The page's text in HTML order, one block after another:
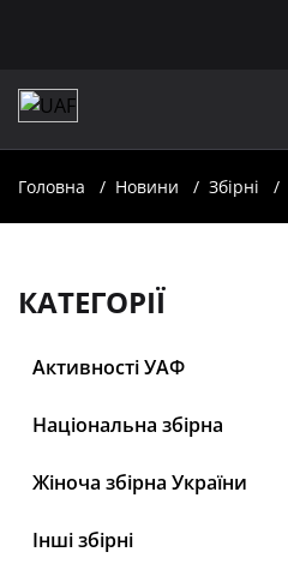
Головна Новини Збірні
КАТЕГОРІЇ
Активності УАФ
Національна збірна
Жіноча збірна України
Інші збірні